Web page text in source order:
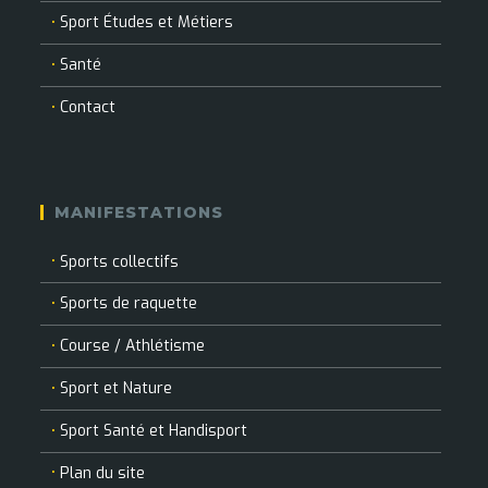
Sport Études et Métiers
Santé
Contact
MANIFESTATIONS
Sports collectifs
Sports de raquette
Course / Athlétisme
Sport et Nature
Sport Santé et Handisport
Plan du site